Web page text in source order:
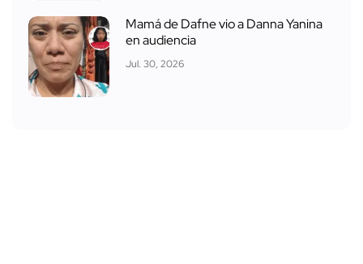
Mamá de Dafne vio a Danna Yanina
en audiencia
Jul. 30, 2026